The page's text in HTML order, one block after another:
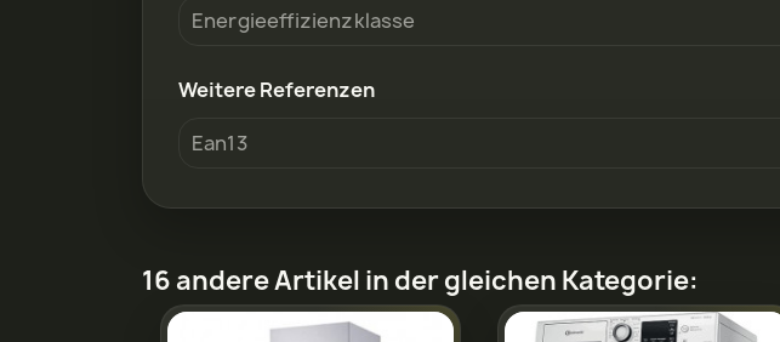
Energieeffizienzklasse
Weitere Referenzen
Ean13
16 andere Artikel in der gleichen Kategorie: